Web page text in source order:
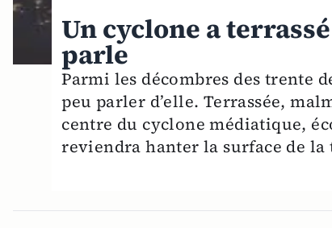
Un cyclone a
parle
Parmi les décombres des trente
peu parler d’elle. Terrassée,
centre du cyclone médiatique,
reviendra hanter la surface de